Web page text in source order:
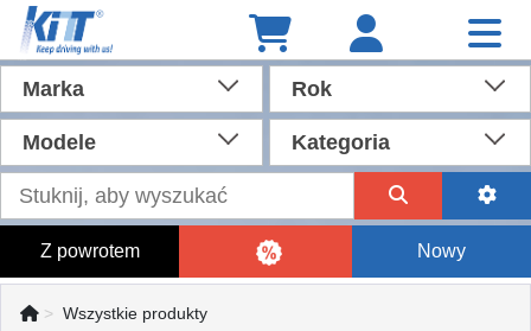
Marka Rok
Modele Kategoria
Z powrotem Nowy
Wszystkie produkty